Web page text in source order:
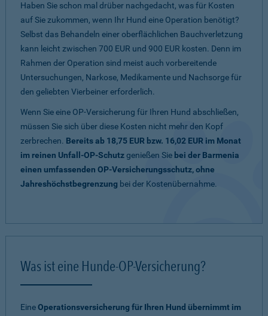
Haben Sie schon mal drüber nachgedacht, was für Kosten
auf Sie zukommen, wenn Ihr Hund eine Operation benötigt?
Selbst das Behandeln einer oberflächlichen Bauchverletzung
kann leicht zwischen 700 EUR und 900 EUR kosten. Denn im
Rahmen der Operation sind meist auch vorbereitende
Untersuchungen, Narkose, Medikamente und Nachsorge für
den geliebten Vierbeiner erforderlich.
Wenn Sie eine OP-Versicherung für Ihren Hund abschließen,
müssen Sie sich über diese Kosten nicht mehr den Kopf
zerbrechen. Bereits ab 18,75 EUR bzw. 16,02 EUR im Monat
im reinen Unfall-OP-Schutzgenießen Sie bei der Barmenia
einen umfassenden OP-Versicherungsschutz, ohne
Jahreshöchstbegrenzung bei der Kostenübernahme.
Was ist eine Hunde-OP-Versicherung?
EineOperationsversicherung für Ihren Hund übernimmt im